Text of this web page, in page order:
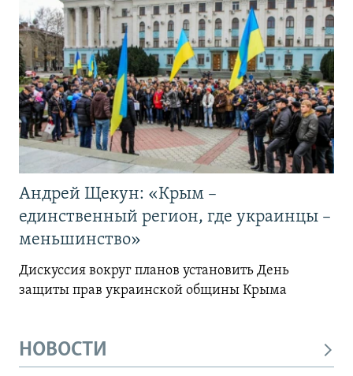
Андрей Щекун: «Крым –
единственный регион, где украинцы –
меньшинство»
Дискуссия вокруг планов установить День
защиты прав украинской общины Крыма
НОВОСТИ